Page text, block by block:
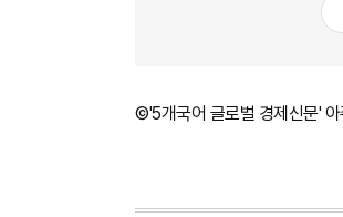
©'5개국어 글로벌 경제신문' 아